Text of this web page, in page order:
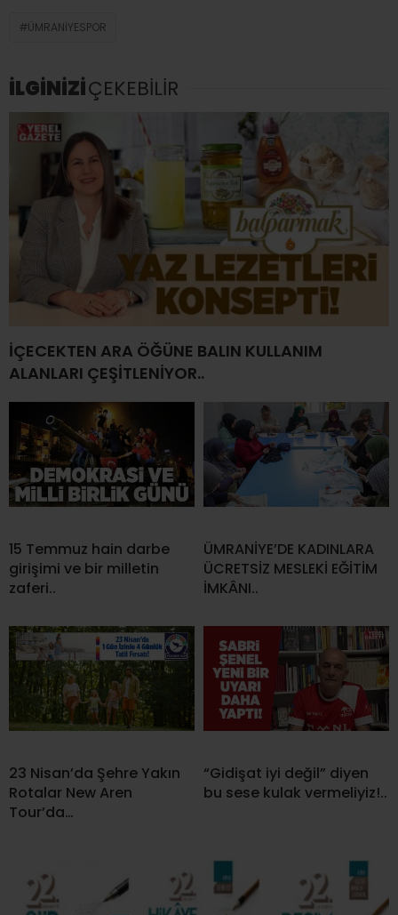
ÜMRANIYESPOR
İLGİNİZİÇEKEBİLİR
İÇECEKTEN ARA ÖĞÜNE BALIN KULLANIM
ALANLARI ÇEŞİTLENİYOR..
15 Temmuz hain darbe
girişimi ve bir milletin
zaferi..
ÜMRANİYE’DE KADINLARA
ÜCRETSİZ MESLEKİ EĞİTİM
İMKÂNI..
23 Nisan’da Şehre Yakın
Rotalar New Aren
Tour’da…
“Gidişat iyi değil” diyen
bu sese kulak vermeliyiz!..